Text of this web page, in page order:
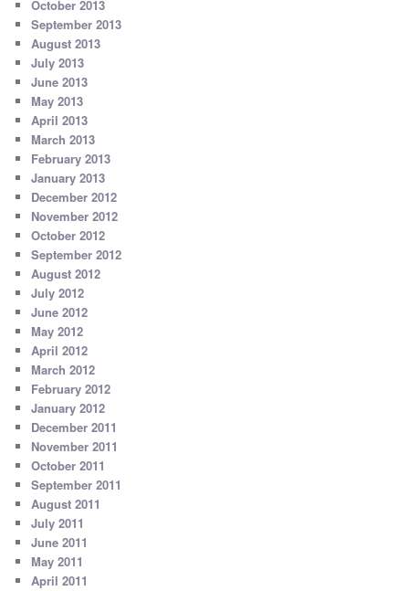
October 2013
September 2013
August 2013
July 2013
June 2013
May 2013
April 2013
March 2013
February 2013
January 2013
December 2012
November 2012
October 2012
September 2012
August 2012
July 2012
June 2012
May 2012
April 2012
March 2012
February 2012
January 2012
December 2011
November 2011
October 2011
September 2011
August 2011
July 2011
June 2011
May 2011
April 2011